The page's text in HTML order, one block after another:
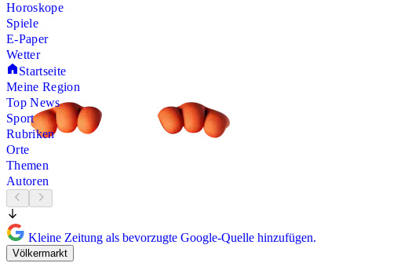
Horoskope
Spiele
E-Paper
Wetter
Startseite
Meine Region
Top News
Sport
Rubriken
Orte
Themen
Autoren
Kleine Zeitung als bevorzugte Google-Quelle hinzufügen.
Völkermarkt